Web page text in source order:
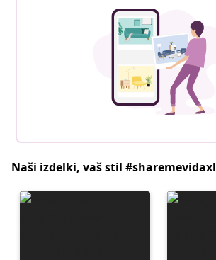
Naši izdelki, vaš stil #sharemevidaxl